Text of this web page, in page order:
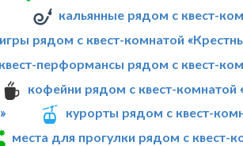
кальянные рядом с квест-
рядом с квест-комнатой
квест-перформансы рядом с квест-
кофейни рядом с квест-комнатой
курорты рядом с квест-
места для прогулки рядом с квест-